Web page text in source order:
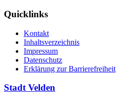
Quicklinks
Kontakt
Inhaltsverzeichnis
Impressum
Datenschutz
Erklärung zur Barrierefreiheit
Stadt Velden